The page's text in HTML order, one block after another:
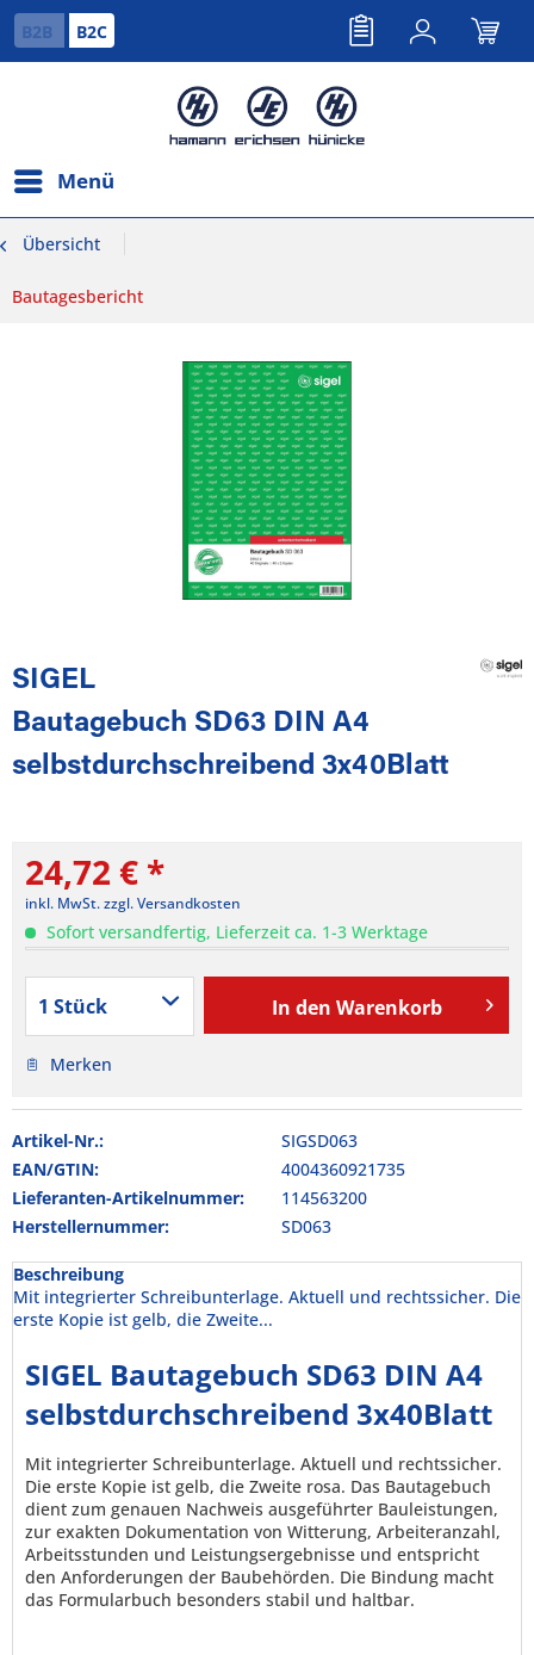
B2B B2C
Menü
Übersicht
Bautagesbericht
SIGEL
Bautagebuch SD63 DIN A4
selbstdurchschreibend 3x40Blatt
24,72 € *
inkl. MwSt.zzgl. Versandkosten
Sofort versandfertig, Lieferzeit ca. 1-3 Werktage
In den Warenkorb
Merken
Artikel-Nr.:
SIGSD063
EAN/GTIN:
4004360921735
Lieferanten-Artikelnummer:
114563200
Herstellernummer:
SD063
Beschreibung
Mit integrierter Schreibunterlage. Aktuell und rechtssicher. Die
erste Kopie ist gelb, die Zweite...
SIGEL Bautagebuch SD63 DIN A4
selbstdurchschreibend 3x40Blatt
Mit integrierter Schreibunterlage. Aktuell und rechtssicher.
Die erste Kopie ist gelb, die Zweite rosa. Das Bautagebuch
dient zum genauen Nachweis ausgeführter Bauleistungen,
zur exakten Dokumentation von Witterung, Arbeiteranzahl,
Arbeitsstunden und Leistungsergebnisse und entspricht
den Anforderungen der Baubehörden. Die Bindung macht
das Formularbuch besonders stabil und haltbar.